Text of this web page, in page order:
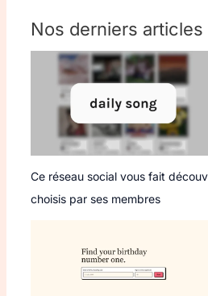
Nos derniers articles
Ce réseau social vous fait
choisis par ses membres